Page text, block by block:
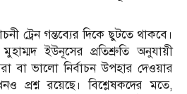
ট্রেন গন্তব্যের দিকে ছুটতে থাকবে।
ইউনূসের প্রতিশ্রুতি অনুযায়ী
বা ভালো নির্বাচন উপহার দেওয়ার
প্রশ্ন রয়েছে। বিশ্লেষকদের মতে,